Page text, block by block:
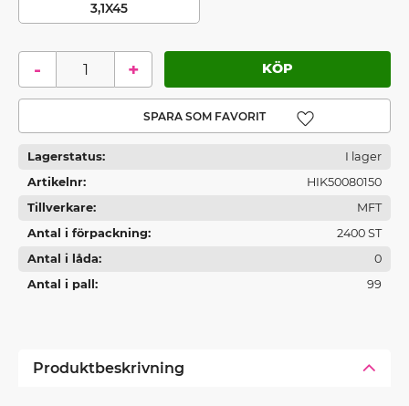
3,1X45
+
-
Lägg till i favoriter
Lagerstatus
I lager
Artikelnr
HIK50080150
Tillverkare
MFT
Antal i förpackning
2400 ST
Antal i låda
0
Antal i pall
99
Produktbeskrivning